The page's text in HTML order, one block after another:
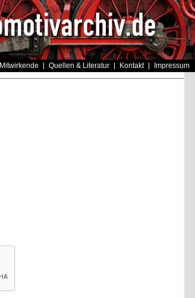
Mitwirkende Quellen & Literatur Kontakt Impressum